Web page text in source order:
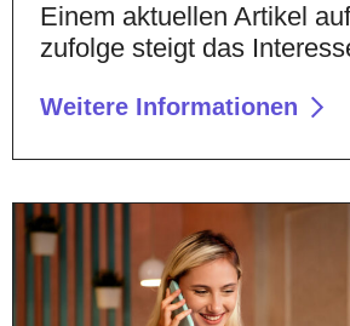
Einem aktuellen Artikel
zufolge steigt das
Weitere Informationen